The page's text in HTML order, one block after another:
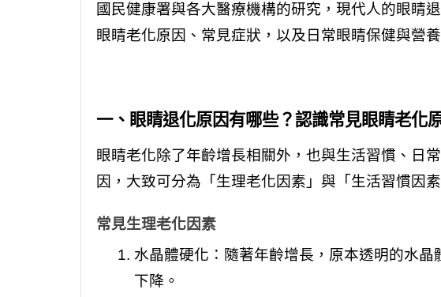
國民健康署與各大醫療機構的研究，現代人的眼睛
眼睛老化原因、常見症狀，以及日常眼睛保健與營
一、眼睛退化原因有哪些？認識常見眼睛老化
眼睛老化除了年齡增長相關外，也與生活習慣、日
因，大致可分為「生理老化因素」與「生活習慣因
常見生理老化因素
水晶體硬化：隨著年齡增長，原本透明的水
下降。